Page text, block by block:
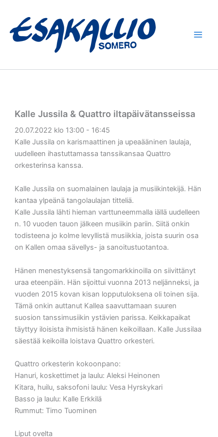
sisältöön
Kalle Jussila & Quattro iltapäivätansseissa
20.07.2022 klo 13:00 - 16:45
Kalle Jussila on karismaattinen ja upeaääninen laulaja,
uudelleen ihastuttamassa tanssikansaa Quattro
orkesterinsa kanssa.
Kalle Jussila on suomalainen laulaja ja musiikintekijä. Hän
kantaa ylpeänä tangolaulajan titteliä.
Kalle Jussila lähti hieman varttuneemmalla iällä uudelleen
n. 10 vuoden tauon jälkeen musiikin pariin. Siitä onkin
todisteena jo kolme levyllistä musiikkia, joista suurin osa
on Kallen omaa sävellys- ja sanoitustuotantoa.
Hänen menestyksensä tangomarkkinoilla on siivittänyt
uraa eteenpäin. Hän sijoittui vuonna 2013 neljänneksi, ja
vuoden 2015 kovan kisan lopputuloksena oli toinen sija.
Tämä onkin auttanut Kallea saavuttamaan suuren
suosion tanssimusiikin ystävien parissa. Keikkapaikat
täyttyy iloisista ihmisistä hänen keikoillaan. Kalle Jussilaa
säestää keikoilla loistava Quattro orkesteri.
Quattro orkesterin kokoonpano:
Hanuri, koskettimet ja laulu: Aleksi Heinonen
Kitara, huilu, saksofoni laulu: Vesa Hyrskykari
Basso ja laulu: Kalle Erkkilä
Rummut: Timo Tuominen
Liput ovelta